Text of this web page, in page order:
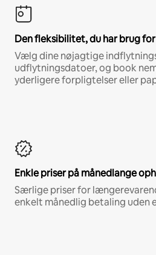
Den fleksibilitet, du har brug for
Vælg dine nøjagtige
udflytningsdatoer, og book
yderligere forpligtelser eller
Enkle priser på månedlange
Særlige priser for
enkelt månedlig betaling uden